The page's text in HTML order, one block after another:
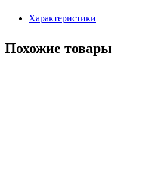
Характеристики
Похожие товары